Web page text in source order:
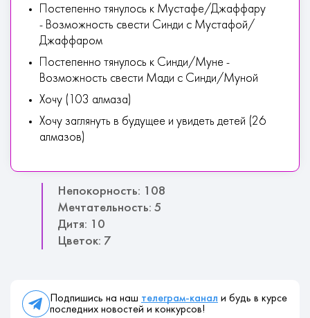
Постепенно тянулось к Мустафе/Джаффару
- Возможность свести Синди с Мустафой/
Джаффаром
Постепенно тянулось к Синди/Муне -
Возможность свести Мади с Синди/Муной
Хочу (103 алмаза)
Хочу заглянуть в будущее и увидеть детей (26
алмазов)
Непокорность: 108
Мечтательность: 5
Дитя: 10
Цветок: 7
Подпишись на наш телеграм-канал и будь в курсе
последних новостей и конкурсов!